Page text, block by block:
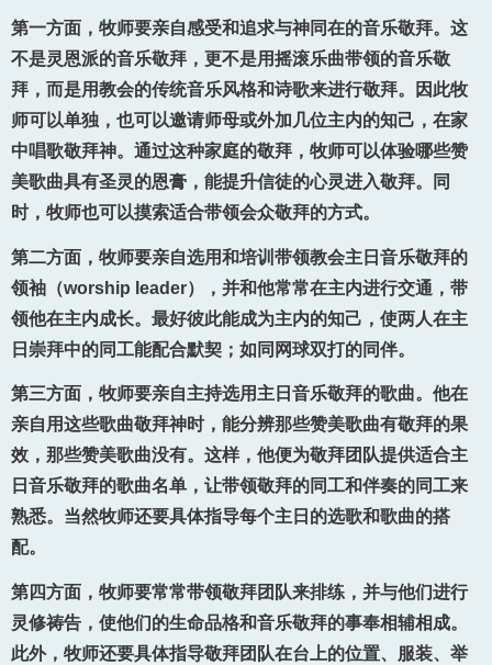
第一方面，牧师要亲自感受和追求与神同在的音乐敬拜。这
不是灵恩派的音乐敬拜，更不是用摇滚乐曲带领的音乐敬
拜，而是用教会的传统音乐风格和诗歌来进行敬拜。因此牧
师可以单独，也可以邀请师母或外加几位主内的知己，在家
中唱歌敬拜神。通过这种家庭的敬拜，牧师可以体验哪些赞
美歌曲具有圣灵的恩膏，能提升信徒的心灵进入敬拜。同
时，牧师也可以摸索适合带领会众敬拜的方式。
第二方面，牧师要亲自选用和培训带领教会主日音乐敬拜的
领袖（worship leader），并和他常常在主内进行交通，带
领他在主内成长。最好彼此能成为主内的知己，使两人在主
日崇拜中的同工能配合默契；如同网球双打的同伴。
第三方面，牧师要亲自主持选用主日音乐敬拜的歌曲。他在
亲自用这些歌曲敬拜神时，能分辨那些赞美歌曲有敬拜的果
效，那些赞美歌曲没有。这样，他便为敬拜团队提供适合主
日音乐敬拜的歌曲名单，让带领敬拜的同工和伴奏的同工来
熟悉。当然牧师还要具体指导每个主日的选歌和歌曲的搭
配。
第四方面，牧师要常常带领敬拜团队来排练，并与他们进行
灵修祷告，使他们的生命品格和音乐敬拜的事奉相辅相成。
此外，牧师还要具体指导敬拜团队在台上的位置、服装、举